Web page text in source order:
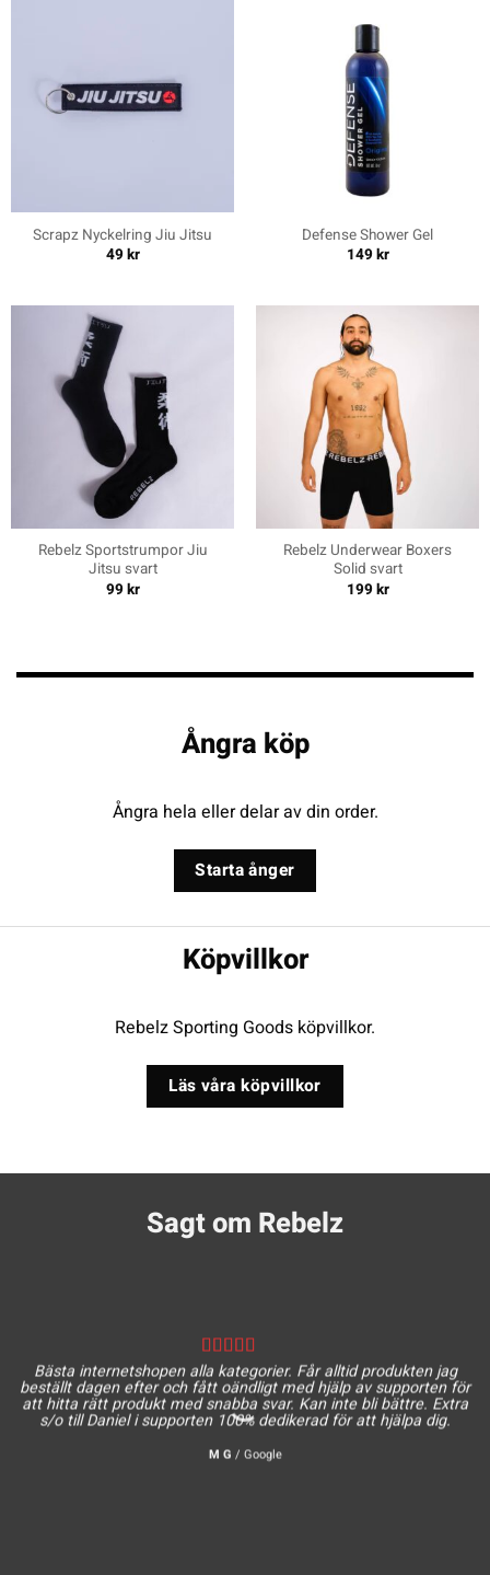
Scrapz Nyckelring Jiu Jitsu
49kr
Defense Shower Gel
149kr
Rebelz Sportstrumpor Jiu
Jitsu svart
99kr
Rebelz Underwear Boxers
Solid svart
199kr
Ångra köp
Ångra hela eller delar av din order.
Starta ånger
Köpvillkor
Rebelz Sporting Goods köpvillkor.
Läs våra köpvillkor
Sagt om Rebelz
Bästa internetshopen alla kategorier. Får alltid produkten jag
beställt dagen efter och fått oändligt med hjälp av supporten för
att hitta rätt produkt med snabba svar. Kan inte bli bättre. Extra
s/o till Daniel i supporten 100% dedikerad för att hjälpa dig.
M G / Google